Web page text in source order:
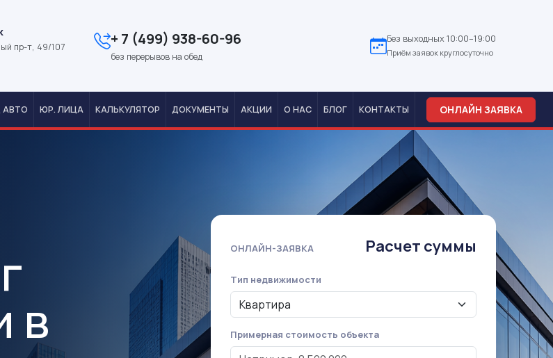
пр-т, 49/107
+ 7 (499) 938-60-96
без перерывов на обед
Без выходных 10:00–19:00
Приём заявок круглосуточно
АВТО ЮР. ЛИЦА КАЛЬКУЛЯТОР ДОКУМЕНТЫ АКЦИИ О НАС БЛОГ КОНТАКТЫ ОНЛАЙН ЗАЯВКА
в
ОНЛАЙН-ЗАЯВКА Расчет суммы
Тип недвижимости
Примерная стоимость объекта